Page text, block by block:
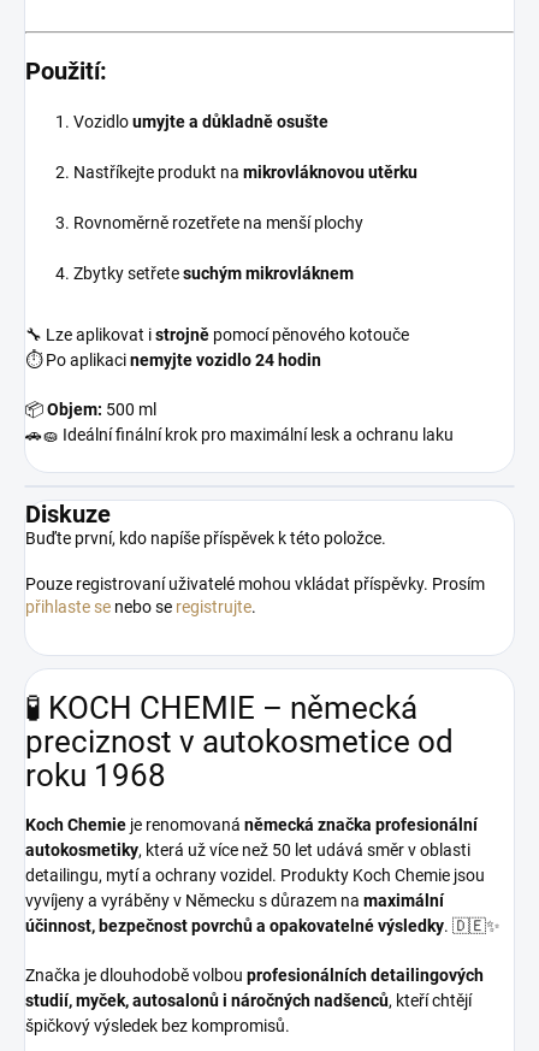
Použití:
Vozidloumyjte a důkladně osušte
Nastříkejte produkt na mikrovláknovou utěrku
Rovnoměrně rozetřete na menší plochy
Zbytky setřetesuchým mikrovláknem
🔧 Lze aplikovat istrojně pomocí pěnového kotouče
⏱️ Po aplikacinemyjte vozidlo 24 hodin
📦Objem: 500 ml
🚗🧽 Ideální finální krok pro maximální lesk a ochranu laku
Diskuze
Buďte první, kdo napíše příspěvek k této položce.
Pouze registrovaní uživatelé mohou vkládat příspěvky. Prosím
přihlaste se nebo se registrujte.
🧪 KOCH CHEMIE – německá
preciznost v autokosmetice od
roku 1968
Koch Chemie je renomovaná německá značka profesionální
autokosmetiky, která už více než 50 let udává směr v oblasti
detailingu, mytí a ochrany vozidel. Produkty Koch Chemie jsou
vyvíjeny a vyráběny v Německu s důrazem na maximální
účinnost, bezpečnost povrchů a opakovatelné výsledky. 🇩🇪✨
Značka je dlouhodobě volbou profesionálních detailingových
studií, myček, autosalonů i náročných nadšenců, kteří chtějí
špičkový výsledek bez kompromisů.